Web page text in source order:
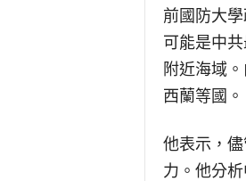
前國防大
可能是中
附近海域
西蘭等國。
他表示，
力。他分